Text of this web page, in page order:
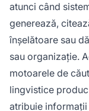
eficientă a
AI și crearea
corectarea
atunci când
generează,
înșelătoare sau
sau organizație.
motoarele de
lingvistice
atribuie